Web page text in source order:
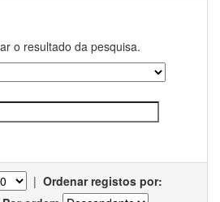
o resultado da pesquisa.
| Ordenar registos por: